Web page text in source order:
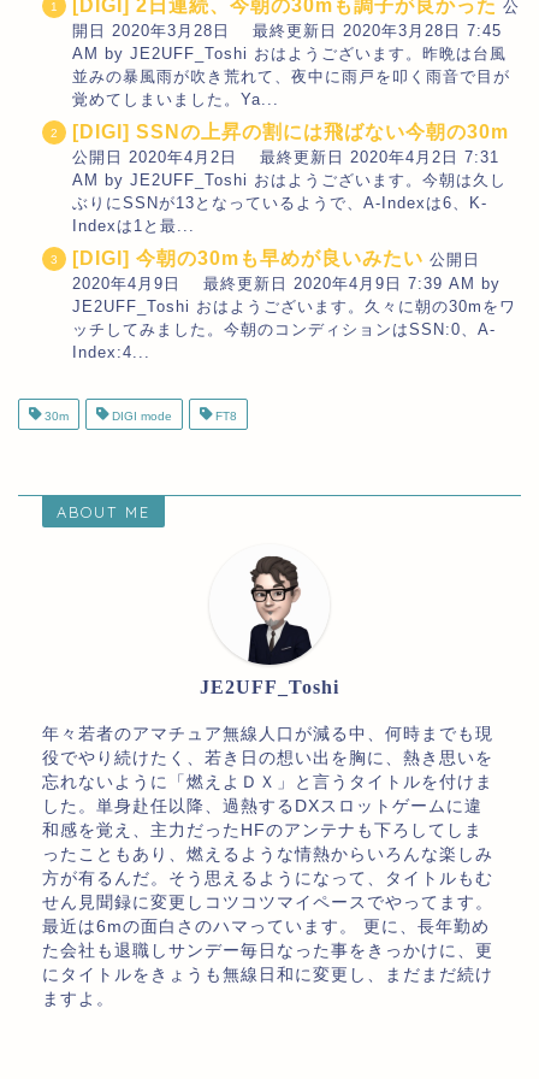
[DIGI] 2日連続、今朝の30mも調子が良かった 公
開日 2020年3月28日 最終更新日 2020年3月28日 7:45
AM by JE2UFF_Toshi おはようございます。昨晩は台風
並みの暴風雨が吹き荒れて、夜中に雨戸を叩く雨音で目が
覚めてしまいました。Ya...
[DIGI] SSNの上昇の割には飛ばない今朝の30m
公開日 2020年4月2日 最終更新日 2020年4月2日 7:31
AM by JE2UFF_Toshi おはようございます。今朝は久し
ぶりにSSNが13となっているようで、A-Indexは6、K-
Indexは1と最...
[DIGI] 今朝の30mも早めが良いみたい 公開日
2020年4月9日 最終更新日 2020年4月9日 7:39 AM by
JE2UFF_Toshi おはようございます。久々に朝の30mをワ
ッチしてみました。今朝のコンディションはSSN:0、A-
Index:4...
30m DIGI mode FT8
ABOUT ME
JE2UFF_Toshi
年々若者のアマチュア無線人口が減る中、何時までも現
役でやり続けたく、若き日の想い出を胸に、熱き思いを
忘れないように「燃えよＤＸ」と言うタイトルを付けま
した。単身赴任以降、過熱するDXスロットゲームに違
和感を覚え、主力だったHFのアンテナも下ろしてしま
ったこともあり、燃えるような情熱からいろんな楽しみ
方が有るんだ。そう思えるようになって、タイトルもむ
せん見聞録に変更しコツコツマイペースでやってます。
最近は6mの面白さのハマっています。 更に、長年勤め
た会社も退職しサンデー毎日なった事をきっかけに、更
にタイトルをきょうも無線日和に変更し、まだまだ続け
ますよ。